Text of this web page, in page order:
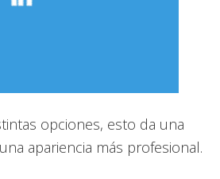
opciones, esto da una
apariencia más profesional.